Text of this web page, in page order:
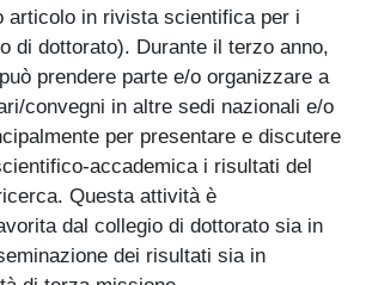
articolo in rivista scientifica per i
di dottorato). Durante il terzo anno,
prendere parte e/o organizzare a
convegni in altre sedi nazionali e/o
per presentare e discutere
accademica i risultati del
Questa attività è
dal collegio di dottorato sia in
dei risultati sia in